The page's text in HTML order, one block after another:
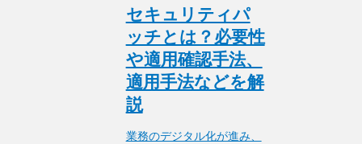
セキュリティパ
ッチとは？必要性
や適用確認手法、
適用手法などを解
説
業務のデジタル化が進み、